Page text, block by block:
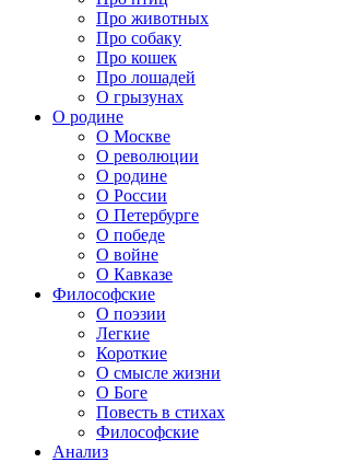
Про животных
Про собаку
Про кошек
Про лошадей
О грызунах
О родине
О Москве
О революции
О родине
О России
О Петербурге
О победе
О войне
О Кавказе
Философские
О поэзии
Легкие
Короткие
О смысле жизни
О Боге
Повесть в стихах
Философские
Анализ